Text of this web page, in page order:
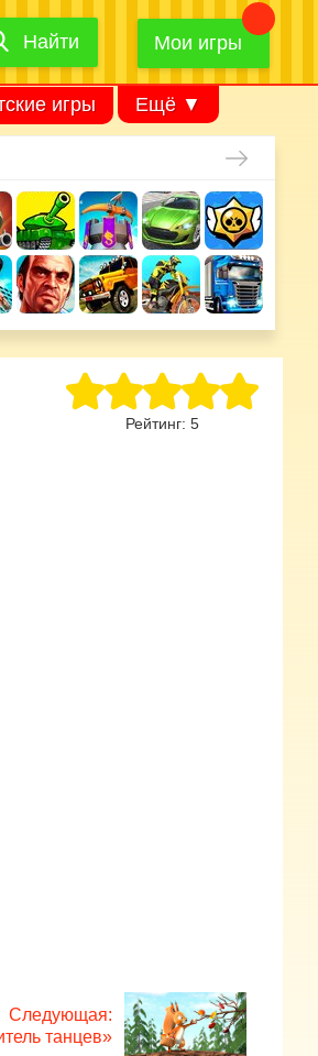
Найти
Найти Мои игры
игры Ещё ▼
Рейтинг: 5
Следующая:
танцев»